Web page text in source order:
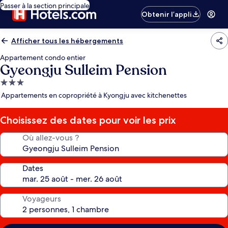
Passer à la section principale
Obtenir l’appli
Afficher tous les hébergements
Appartement condo entier
Gyeongju Sulleim Pension
Hébergement
3.0 étoiles
Appartements en copropriété à Kyongju avec kitchenettes
Choisissez des dates pour voir les prix
Où allez-vous ?
Dates
Voyageurs